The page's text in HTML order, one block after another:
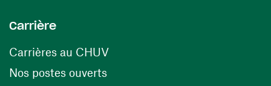
Carrière
Carrières au CHUV(ouvre une nouvelle fenêtre)
Nos postes ouverts(ouvre une nouvelle fenêtre)